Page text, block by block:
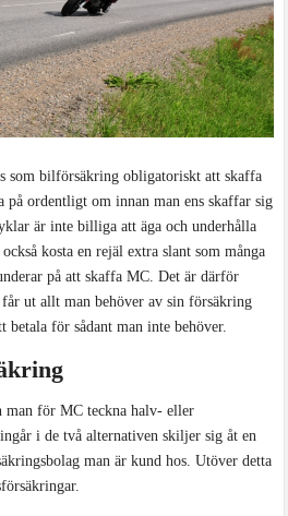
som bilförsäkring obligatoriskt att skaffa
på ordentligt om innan man ens skaffar sig
är inte billiga att äga och underhålla
också kosta en rejäl extra slant som många
på att skaffa MC. Det är därför
ut allt man behöver av sin försäkring
betala för sådant man inte behöver.
man för MC teckna halv- eller
i de två alternativen skiljer sig åt en
man är kund hos. Utöver detta